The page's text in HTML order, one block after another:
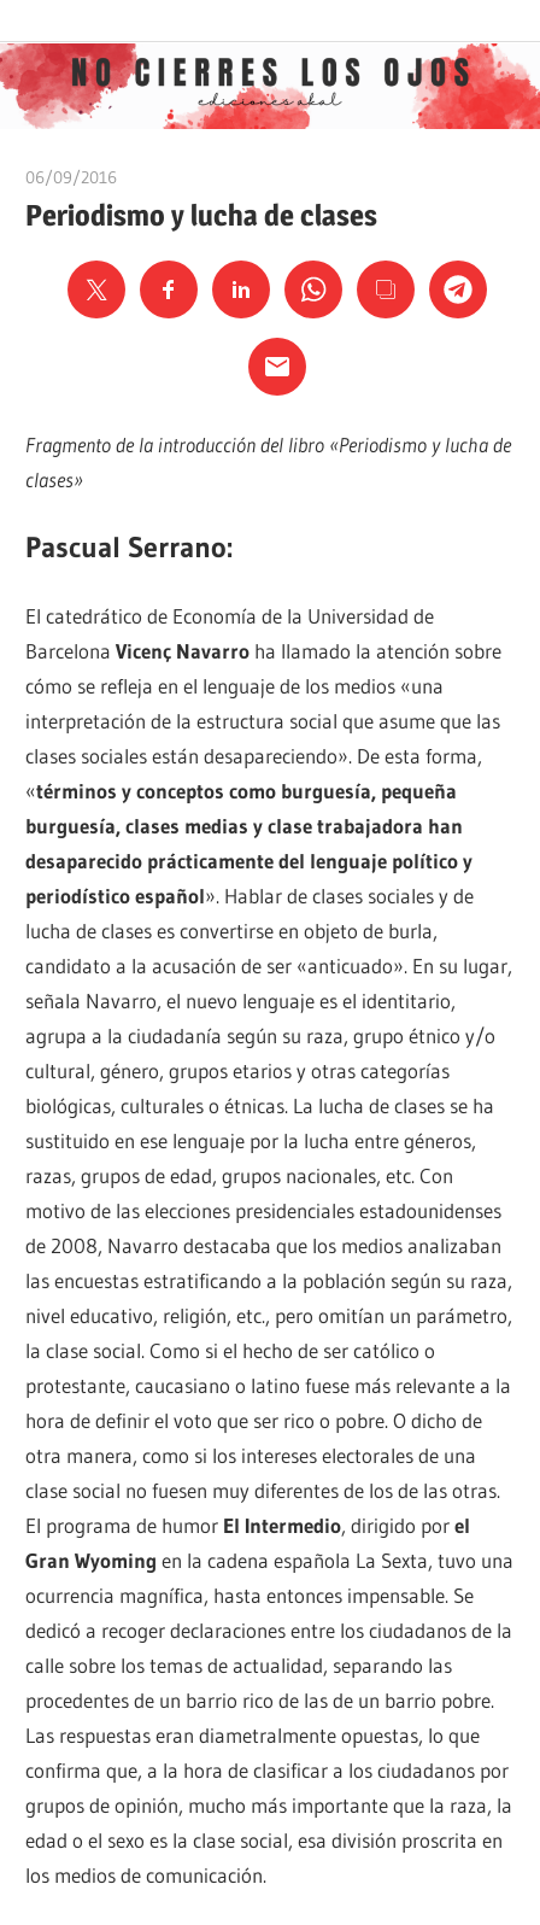
al
contenido
No
cierres
los
ojos
Akal
06/09/2016
Periodismo y lucha de clases
Fragmento de la introducción del libro «Periodismo y lucha de
clases»
Pascual Serrano:
El catedrático de Economía de la Universidad de
BarcelonaVicenç Navarro ha llamado la atención sobre
cómo se refleja en el lenguaje de los medios «una
interpretación de la estructura social que asume que las
clases sociales están desapareciendo». De esta forma,
«términos y conceptos como burguesía, pequeña
burguesía, clases medias y clase trabajadora han
desaparecido prácticamente del lenguaje político y
periodístico español». Hablar de clases sociales y de
lucha de clases es convertirse en objeto de burla,
candidato a la acusación de ser «anticuado». En su lugar,
señala Navarro, el nuevo lenguaje es el identitario,
agrupa a la ciudadanía según su raza, grupo étnico y/o
cultural, género, grupos etarios y otras categorías
biológicas, culturales o étnicas. La lucha de clases se ha
sustituido en ese lenguaje por la lucha entre géneros,
razas, grupos de edad, grupos nacionales, etc. Con
motivo de las elecciones presidenciales estadounidenses
de 2008, Navarro destacaba que los medios analizaban
las encuestas estratificando a la población según su raza,
nivel educativo, religión, etc., pero omitían un parámetro,
la clase social. Como si el hecho de ser católico o
protestante, caucasiano o latino fuese más relevante a la
hora de definir el voto que ser rico o pobre. O dicho de
otra manera, como si los intereses electorales de una
clase social no fuesen muy diferentes de los de las otras.
El programa de humor El Intermedio, dirigido porel
Gran Wyoming en la cadena española La Sexta, tuvo una
ocurrencia magnífica, hasta entonces impensable. Se
dedicó a recoger declaraciones entre los ciudadanos de la
calle sobre los temas de actualidad, separando las
procedentes de un barrio rico de las de un barrio pobre.
Las respuestas eran diametralmente opuestas, lo que
confirma que, a la hora de clasificar a los ciudadanos por
grupos de opinión, mucho más importante que la raza, la
edad o el sexo es la clase social, esa división proscrita en
los medios de comunicación.